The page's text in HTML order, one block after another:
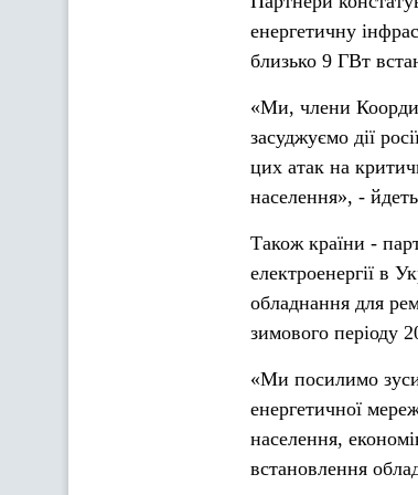
енергетичну
близько 9 ГВт
«Ми, члени
засуджуємо дії
цих атак на
населення», -
Також країни -
електроенергії в
обладнання для
зимового періоду
«Ми посилимо
енергетичної
населення,
встановлення